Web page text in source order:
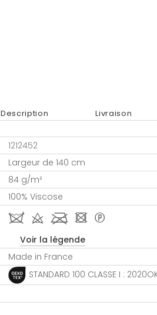
Description Livraison
1212452
Largeur de 140 cm
84 g/m²
100% Viscose
i d l - *
Voir la légende
Made in France
STANDARD 100 CLASSE I :